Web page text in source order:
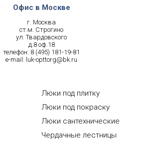
Офис в Москве
г. Москва
ст.м. Строгино
ул. Твардовского
д.8 оф.18
телефон: 8 (495) 181-19-81
e-mail: luk-opttorg@bk.ru
Люки под плитку
Люки под покраску
Люки сантехнические
Чердачные лестницы